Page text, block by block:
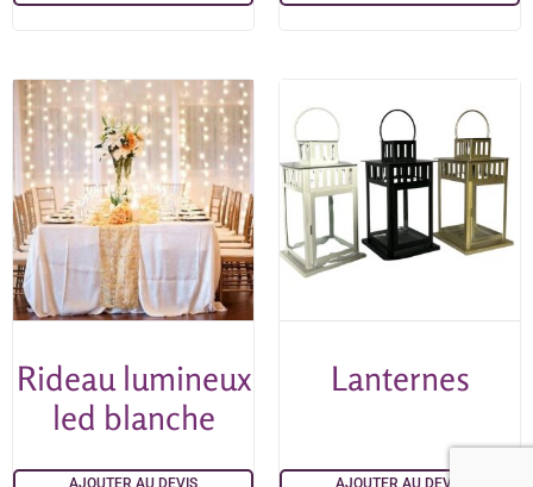
Rideau lumineux
led blanche
AJOUTER AU DEVIS
Lanternes
AJOUTER AU DEVIS